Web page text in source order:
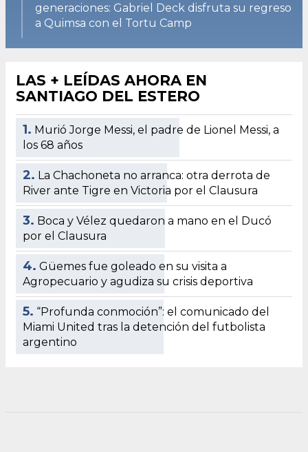
generaciones: Gabriel Deck disfruta su regreso
a Quimsa con el Tortu Camp
LAS + LEÍDAS AHORA EN
SANTIAGO DEL ESTERO
1. Murió Jorge Messi, el padre de Lionel Messi, a
los 68 años
2. La Chachoneta no arranca: otra derrota de
River ante Tigre en Victoria por el Clausura
3. Boca y Vélez quedaron a mano en el Ducó
por el Clausura
4. Güemes fue goleado en su visita a
Agropecuario y agudiza su crisis deportiva
5. “Profunda conmoción”: el comunicado del
Miami United tras la detención del futbolista
argentino